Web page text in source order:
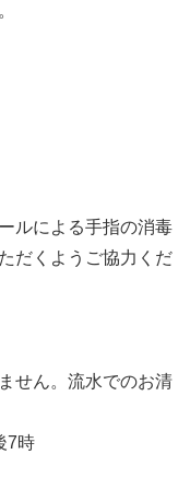
ルによる手指の消毒
だくようご協力くだ
せん。流水でのお清
7時